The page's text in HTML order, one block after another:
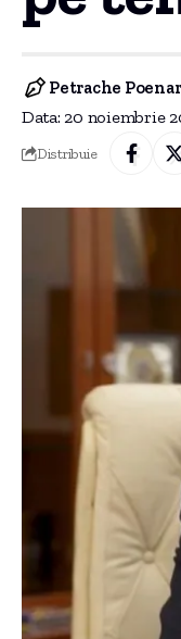
Data: 20 noiembrie
Petrache
Distribuie